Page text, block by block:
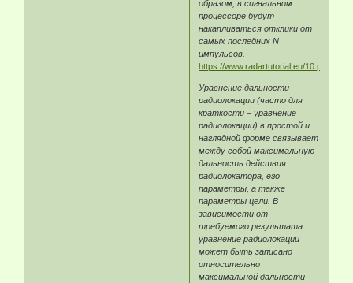
образом, в сигнальном
процессоре будут
накапливаться отклики от
самых последних N
импульсов.
https://www.radartutorial.eu/
Уравнение дальности
радиолокации (часто для
краткости – уравнение
радиолокации) в простой и
наглядной форме связывает
между собой максимальную
дальность действия
радиолокатора, его
параметры, а также
параметры цели. В
зависимости от
требуемого результата
уравнение радиолокации
может быть записано
относительно
максимальной дальности